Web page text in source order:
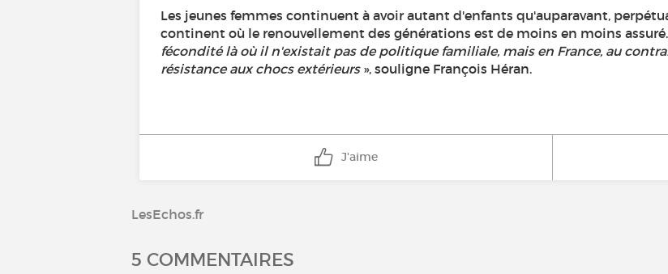
Les jeunes femmes continuent à avoir autant d'enfants qu'auparavant,
continent où le renouvellement des générations est de moins en moins assuré.
fécondité là où il n'existait pas de politique familiale, mais en France, au
résistance aux chocs extérieurs», souligne François Héran.
J'aime
LesEchos.fr
5 COMMENTAIRES